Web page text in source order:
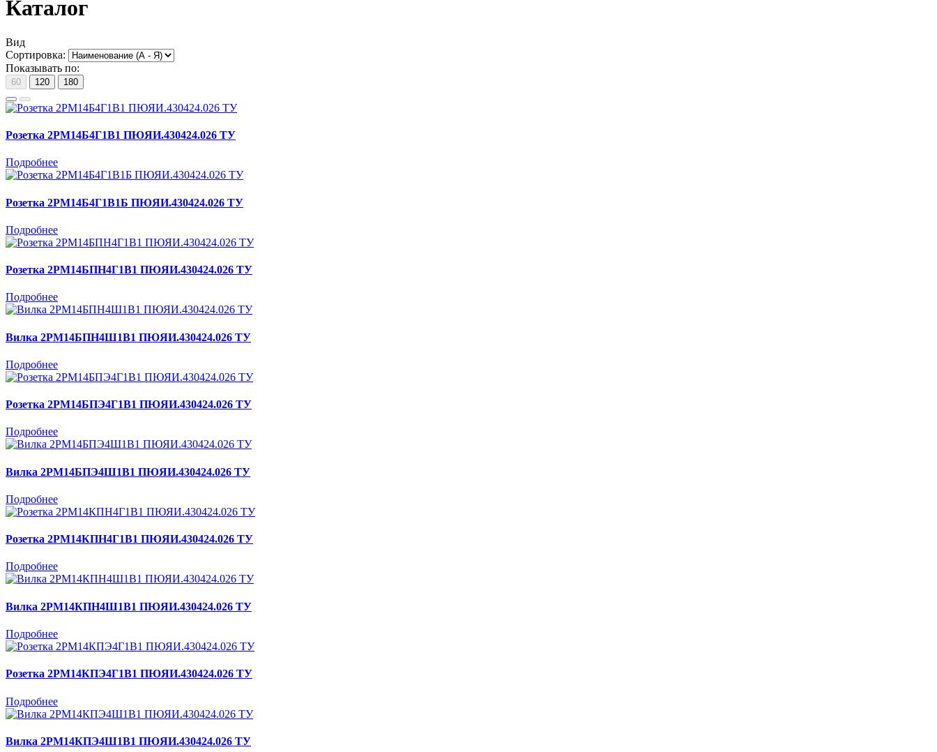
Каталог
Вид
Сортировка:
Показывать по:
60 120 180
Розетка 2РМ14Б4Г1В1 ПЮЯИ.430424.026 ТУ
Подробнее
Розетка 2РМ14Б4Г1В1Б ПЮЯИ.430424.026 ТУ
Подробнее
Розетка 2РМ14БПН4Г1В1 ПЮЯИ.430424.026 ТУ
Подробнее
Вилка 2РМ14БПН4Ш1В1 ПЮЯИ.430424.026 ТУ
Подробнее
Розетка 2РМ14БПЭ4Г1В1 ПЮЯИ.430424.026 ТУ
Подробнее
Вилка 2РМ14БПЭ4Ш1В1 ПЮЯИ.430424.026 ТУ
Подробнее
Розетка 2РМ14КПН4Г1В1 ПЮЯИ.430424.026 ТУ
Подробнее
Вилка 2РМ14КПН4Ш1В1 ПЮЯИ.430424.026 ТУ
Подробнее
Розетка 2РМ14КПЭ4Г1В1 ПЮЯИ.430424.026 ТУ
Подробнее
Вилка 2РМ14КПЭ4Ш1В1 ПЮЯИ.430424.026 ТУ